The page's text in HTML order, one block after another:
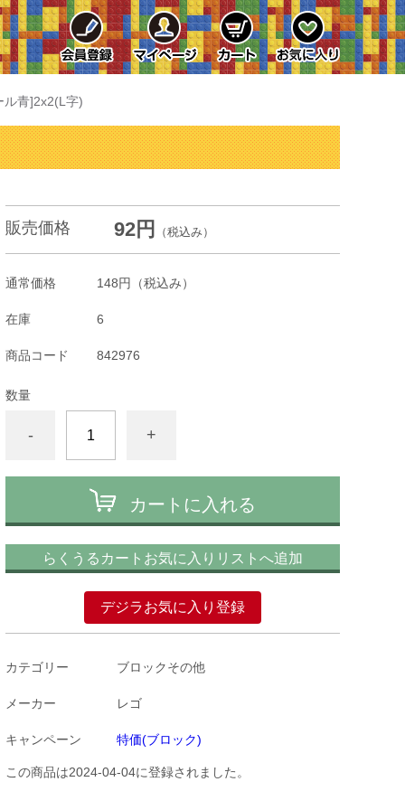
ル青]2x2(L字)
販売価格 92円 （税込み）
通常価格 148円 （税込み）
在庫 6
商品コード 842976
数量
- +
カートに入れる
らくうるカートお気に入りリストへ追加
デジラお気に入り登録
カテゴリー ブロックその他
メーカー レゴ
キャンペーン 特価(ブロック)
この商品は2024-04-04に登録されました。